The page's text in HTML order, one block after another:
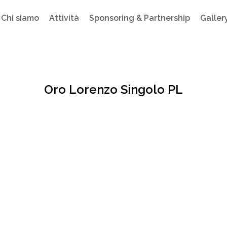
Chi siamo Attività Sponsoring & Partnership
Oro Lorenzo Singolo PL